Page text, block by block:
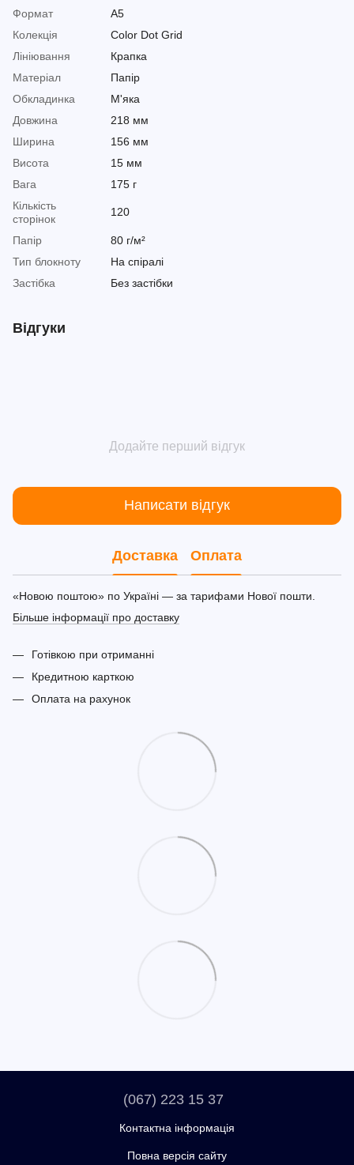
Формат
A5
Колекція
Color Dot Grid
Лініювання
Крапка
Матеріал
Папір
Обкладинка
М'яка
Довжина
218 мм
Ширина
156 мм
Висота
15 мм
Вага
175 г
Кількість
сторінок
120
Папір
80 г/м²
Тип блокноту
На спіралі
Застібка
Без застібки
Відгуки
Додайте перший відгук
Написати відгук
Доставка Оплата
«Новою поштою» по Україні — за тарифами Нової пошти.
Більше інформації про доставку
Готівкою при отриманні
Кредитною карткою
Оплата на рахунок
(067) 223 15 37
Контактна інформація
Повна версія сайту